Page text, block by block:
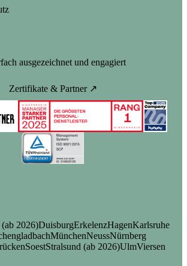
ausgezeichnet und engagiert
Zertifikate & Partner ↗
2026)DuisburgErkelenzHagenKarlsruhe
MünchenNeussNürnberg
SoestStralsund (ab 2026)UlmViersen